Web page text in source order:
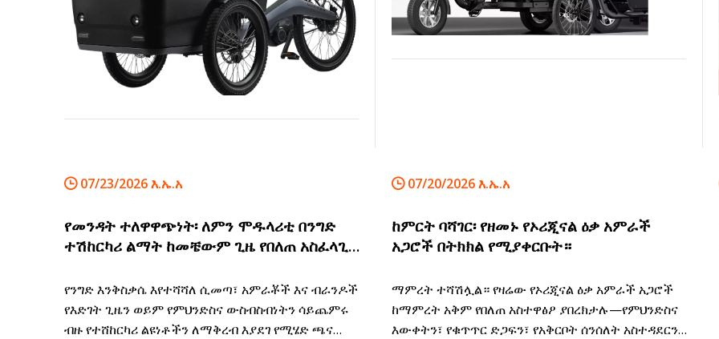
07/23/2026 እ.ኤ.አ
የመንዳት ተለዋዋጭነት፡ ለምን ሞዱላሪቲ በንግድ
ተሽከርካሪ ልማት ከመቼውም ጊዜ የበለጠ አስፈላጊ
የንግድ እንቅስቃሴ እየተሻሻለ ሲመጣ፣ አምራቾች እና ብራንዶች
የእድገት ጊዜን ወይም የምህንድስና ውስብስብነትን ሳይጨምሩ
ብዙ የተሸከርካሪ ልዩነቶችን ለማቅረብ እያደገ የሚሄድ ጫና
07/20/2026 እ.ኤ.አ
ከምርት ባሻገር፡ የዘመኑ የኦሪጂናል ዕቃ አምራች
አጋሮች በትክክል የሚያቀርቡት።
ማምረት ተሻሽሏል። የዛሬው የኦሪጂናል ዕቃ አምራች አጋሮች
ከማምረት አቅም የበለጠ አስተዋፅዖ ያበረክታሉ—የምህንድስና
እውቀትን፣ የቁጥጥር ድጋፍን፣ የአቅርቦት ሰንሰለት አስተዳደርን